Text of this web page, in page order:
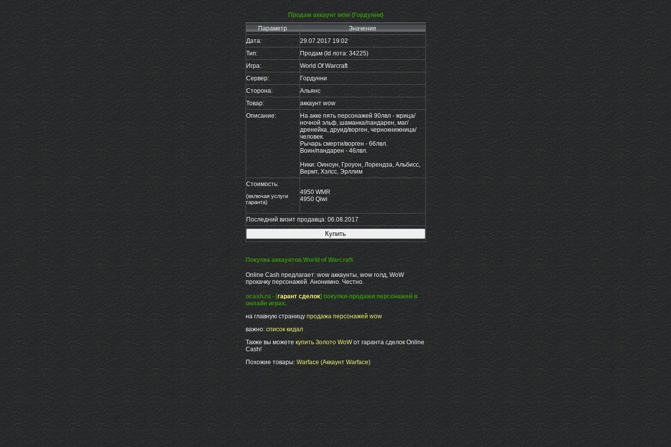
Продам аккаунт wow (Гордунни)
Параметр
Значение
Дата:
29.07.2017 19:02
Тип:
Продам (Id лота: 34225)
Игра:
World Of Warcraft
Сервер:
Гордунни
Сторона:
Альянс
Товар:
аккаунт wow
Описание:
На акке пять персонажей 90лвл - жрица/
ночной эльф, шаманка/пандарен, маг/
дренейка, друид/ворген, чернокнижница/
человек.
Рычарь смерти/ворген - 66лвл.
Воин/пандарен - 46лвл.
Ники: Оиноун, Гроуон, Лорендза, Альбисс,
Вермт, Хэлсс, Эрллим
Стоимость:
(включая услуги
гаранта)
4950 WMR
4950 Qiwi
Последний визит продавца: 06.08.2017
Покупка аккаунтов World of Warcraft
Online Cash предлагает: wow аккаунты, wow голд, WoW
прокачку персонажей. Анонимно. Честно.
ocash.ru - [гарант сделок] покупки-продажи персонажей в
онлайн играх.
на главную страницу продажа персонажей wow
важно: список кидал
Также вы можетекупить Золото WoWот гаранта сделок Online
Cash!
Похожие товары: Warface (Аккаунт Warface)